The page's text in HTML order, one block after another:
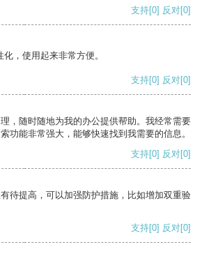
支持[0] 反对[0]
，使用起来非常方便。
支持[0] 反对[0]
，随时随地为我的办公提供帮助。我经常需要
功能非常强大，能够快速找到我需要的信息。
支持[0] 反对[0]
待提高，可以加强防护措施，比如增加双重验
支持[0] 反对[0]